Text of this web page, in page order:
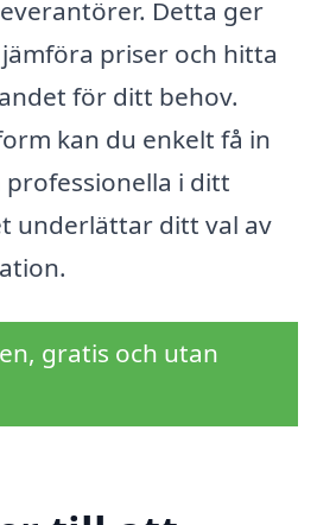
Detta ger
priser och hitta
för ditt behov.
kan du enkelt få in
i ditt
underlättar ditt val av
gratis och utan